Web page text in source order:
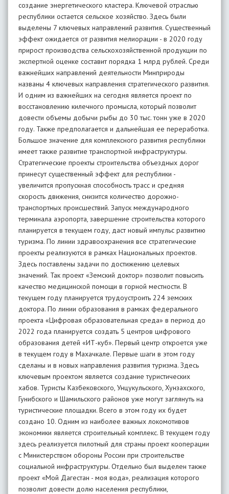
создание энергетического кластера. Ключевой отраслью
республики остается сельское хозяйство. Здесь были
выделены 7 ключевых направлений развития. Существенный
эффект ожидается от развития мелиорации - в 2020 году
прирост производства сельскохозяйственной продукции по
экспертной оценке составит порядка 1 млрд рублей. Среди
важнейших направлений деятельности Минприроды
названы 4 ключевых направления стратегического развития.
И одним из важнейших на сегодня является проект по
восстановлению килечного промысла, который позволит
довести объемы добычи рыбы до 30 тыс. тонн уже в 2020
году. Также предполагается и дальнейшая ее переработка.
Большое значение для комплексного развития республики
имеет также развитие транспортной инфраструктуры.
Стратегические проекты строительства объездных дорог
принесут существенный эффект для республики -
увеличится пропускная способность трасс и средняя
скорость движения, снизится количество дорожно-
транспортных происшествий. Запуск международного
терминала аэропорта, завершение строительства которого
планируется в текущем году, даст новый импульс развитию
туризма. По линии здравоохранения все стратегические
проекты реализуются в рамках Национальных проектов.
Здесь поставлены задачи по достижению целевых
значений. Так проект «Земский доктор» позволит повысить
качество медицинской помощи в горной местности. В
текущем году планируется трудоустроить 224 земских
доктора. По линии образования в рамках федерального
проекта «Цифровая образовательная среда» в период до
2022 года планируется создать 5 центров цифрового
образования детей «ИТ-куб». Первый центр откроется уже
в текущем году в Махачкале. Первые шаги в этом году
сделаны и в новых направления развития туризма. Здесь
ключевым проектом является создание туристических
хабов. Туристы Казбековского, Унцукульского, Хунзахского,
Гунибского и Шамильского районов уже могут заглянуть на
туристические площадки. Всего в этом году их будет
создано 10. Одним из наиболее важных локомотивов
экономики является строительный комплекс. В текущем году
здесь реализуется пилотный для страны проект кооперации
с Министерством обороны России при строительстве
социальной инфраструктуры. Отдельно был выделен также
проект «Мой Дагестан - моя вода», реализация которого
позволит довести долю населения республики,